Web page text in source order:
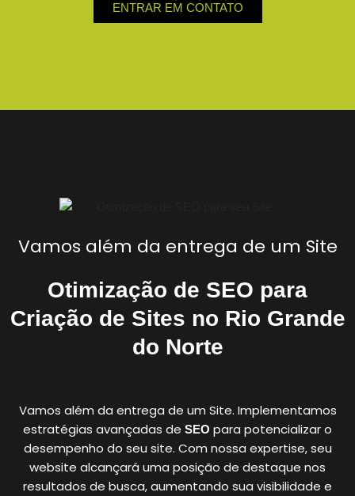
ENTRAR EM CONTATO
Vamos além da entrega de um Site
Otimização de SEO para
Criação de Sites no Rio Grande
do Norte
Vamos além da entrega de um Site. Implementamos
estratégias avançadas de SEO para potencializar o
desempenho do seu site. Com nossa expertise, seu
website alcançará uma posição de destaque nos
resultados de busca, aumentando sua visibilidade e